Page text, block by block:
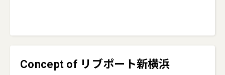
Concept of リブポート新横浜